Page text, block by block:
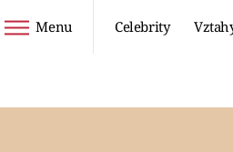
Menu Celebrity